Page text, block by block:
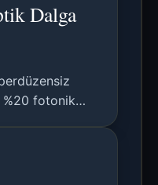
Dalga
fotonik